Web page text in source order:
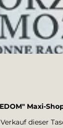
Maxi-
dieser